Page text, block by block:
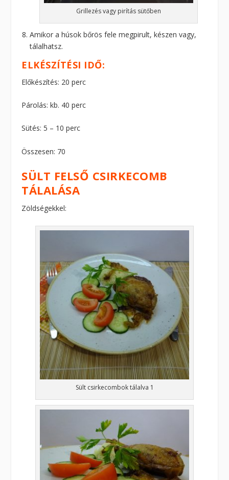
Grillezés vagy pirítás sütőben
Amikor a húsok bőrös fele megpirult, készen vagy,
tálalhatsz.
ELKÉSZÍTÉSI IDŐ:
Előkészítés: 20 perc
Párolás: kb. 40 perc
Sütés: 5 – 10 perc
Összesen: 70
SÜLT FELSŐ CSIRKECOMB
TÁLALÁSA
Zöldségekkel:
Sült csirkecombok tálalva 1